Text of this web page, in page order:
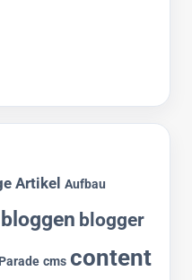
Artikel Aufbau
bloggen blogger
cms content